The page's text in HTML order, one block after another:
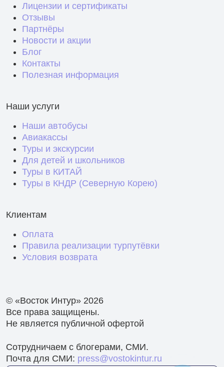
Лицензии и сертификаты
Отзывы
Партнёры
Новости и акции
Блог
Контакты
Полезная информация
Наши услуги
Наши автобусы
Авиакассы
Туры и экскурсии
Для детей и школьников
Туры в КИТАЙ
Туры в КНДР (Северную Корею)
Клиентам
Оплата
Правила реализации турпутёвки
Условия возврата
© «Восток Интур» 2026
Все права защищены.
Не является публичной офертой
Сотрудничаем с блогерами, СМИ.
Почта для СМИ: press@vоstokintur.ru